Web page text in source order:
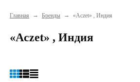
Главная → Бренды → «Aczet» , Индия
«Aczet» , Индия